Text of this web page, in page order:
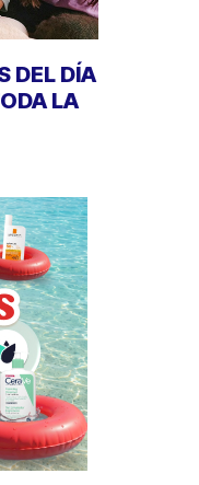
DEL DÍA
LA